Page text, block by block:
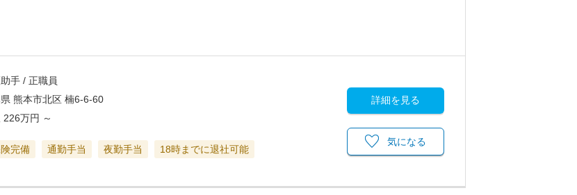
手 / 正職員
熊本市北区 楠6-6-60
226万円 ～
完備 通勤手当 夜勤手当 18時までに退社可能
詳細を見る
気になる